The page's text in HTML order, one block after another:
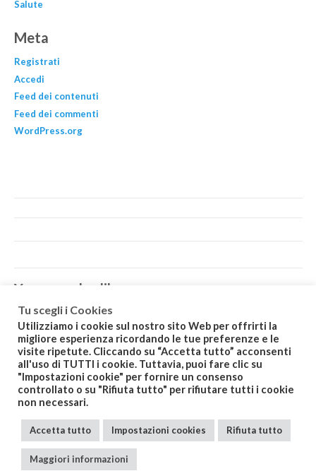
Salute
Meta
Registrati
Accedi
Feed dei contenuti
Feed dei commenti
WordPress.org
You may also like…
Related products
Tu scegli i Cookies
Utilizziamo i cookie sul nostro sito Web per offrirti la
migliore esperienza ricordando le tue preferenze e le
visite ripetute. Cliccando su “Accetta tutto” acconsenti
all'uso di TUTTI i cookie. Tuttavia, puoi fare clic su
"Impostazioni cookie" per fornire un consenso
controllato o su "Rifiuta tutto" per rifiutare tutti i cookie
non necessari.
Accetta tutto Impostazioni cookies Rifiuta tutto
Maggiori informazioni